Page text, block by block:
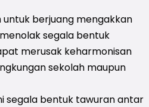
berjuang mengakkan
segala bentuk
merusak keharmonisan
sekolah maupun
segala bentuk tawuran antar